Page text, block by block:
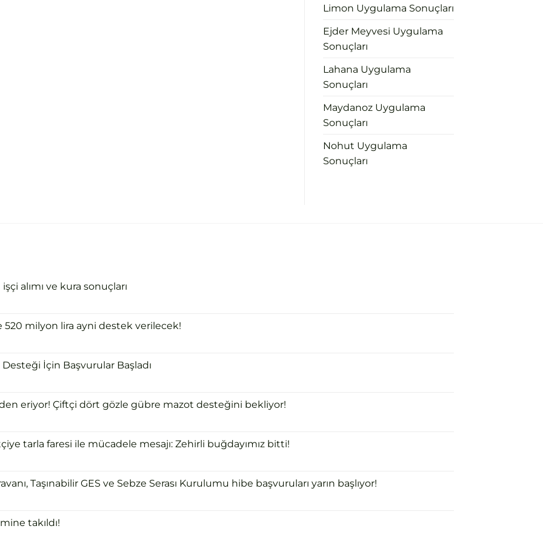
Limon Uygulama Sonuçları
Ejder Meyvesi Uygulama
Sonuçları
Lahana Uygulama
Sonuçları
Maydanoz Uygulama
Sonuçları
Nohut Uygulama
Sonuçları
alımı ve kura sonuçları
520 milyon lira ayni destek verilecek!
İçin Başvurular Başladı
eriyor! Çiftçi dört gözle gübre mazot desteğini bekliyor!
tarla faresi ile mücadele mesajı: Zehirli buğdayımız bitti!
Taşınabilir GES ve Sebze Serası Kurulumu hibe başvuruları yarın başlıyor!
takıldı!